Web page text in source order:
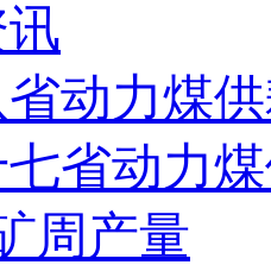
动力煤
省动力
周产量